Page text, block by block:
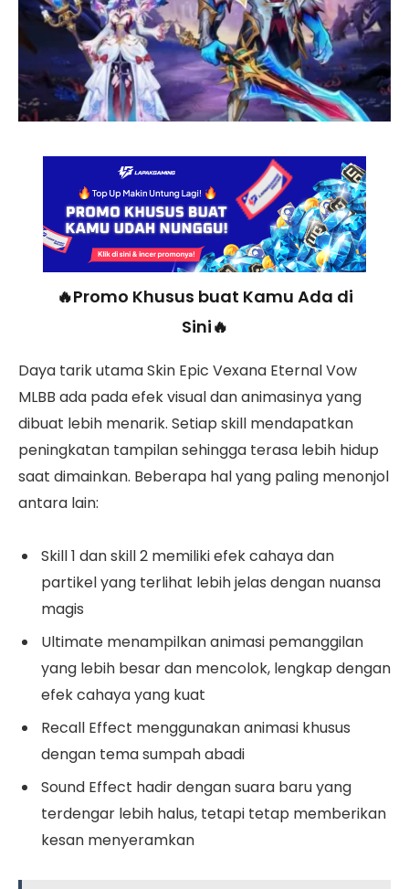
🔥Promo Khusus buat Kamu Ada di
Sini🔥
Daya tarik utama Skin Epic Vexana Eternal Vow
MLBB ada pada efek visual dan animasinya yang
dibuat lebih menarik. Setiap skill mendapatkan
peningkatan tampilan sehingga terasa lebih hidup
saat dimainkan. Beberapa hal yang paling menonjol
antara lain:
Skill 1 dan skill 2 memiliki efek cahaya dan
partikel yang terlihat lebih jelas dengan nuansa
magis
Ultimate menampilkan animasi pemanggilan
yang lebih besar dan mencolok, lengkap dengan
efek cahaya yang kuat
Recall Effect menggunakan animasi khusus
dengan tema sumpah abadi
Sound Effect hadir dengan suara baru yang
terdengar lebih halus, tetapi tetap memberikan
kesan menyeramkan